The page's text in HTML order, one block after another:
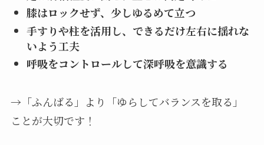
膝はロックせず、少しゆるめて立つ
手すりや柱を活用し、できるだけ左右に揺れな
いよう工夫
呼吸をコントロールして深呼吸を意識する
→「ふんばる」より「ゆらしてバランスを取る」
ことが大切です！